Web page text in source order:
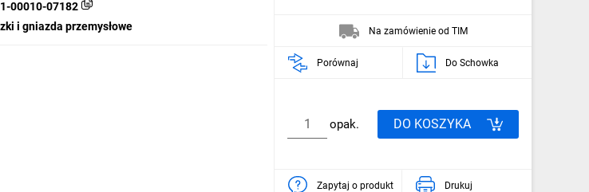
00010-07182
i gniazda przemysłowe Na zamówienie od TIM
Porównaj Do Schowka
opak. DO KOSZYKA
Zapytaj o produkt Drukuj